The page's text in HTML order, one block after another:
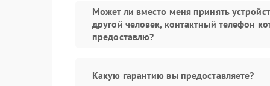
Может ли вместо меня принять
другой человек, контактный телефон
предоставлю?
Какую гарантию вы предоставляете?